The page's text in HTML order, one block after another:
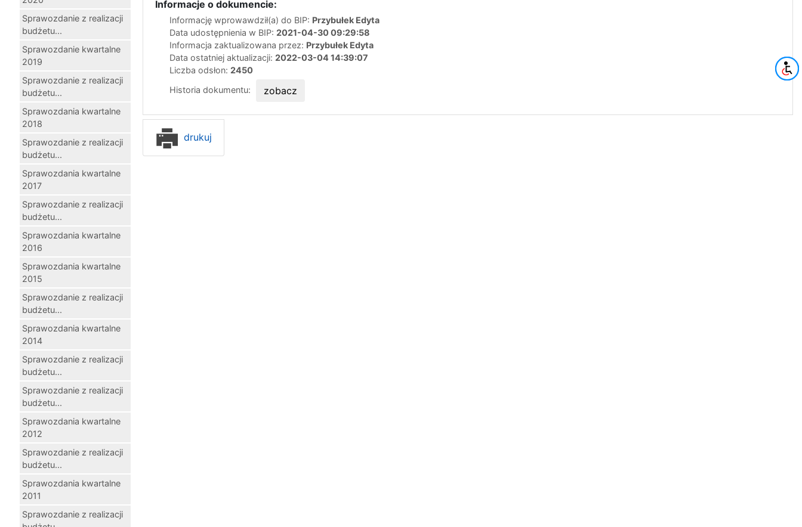
Sprawozdanie z realizacji
budżetu...
Sprawozdanie kwartalne
2019
Sprawozdanie z realizacji
budżetu...
Sprawozdania kwartalne
2018
Sprawozdanie z realizacji
budżetu...
Sprawozdania kwartalne
2017
Sprawozdanie z realizacji
budżetu...
Sprawozdania kwartalne
2016
Sprawozdania kwartalne
2015
Sprawozdanie z realizacji
budżetu...
Sprawozdania kwartalne
2014
Sprawozdanie z realizacji
budżetu...
Sprawozdanie z realizacji
budżetu...
Sprawozdania kwartalne
2012
Sprawozdanie z realizacji
budżetu...
Sprawozdania kwartalne
2011
Sprawozdanie z realizacji
Informacje o dokumencie:
Informację wprowawdził(a) do BIP: Przybułek Edyta
Data udostępnienia w BIP: 2021-04-30 09:29:58
Informacja zaktualizowana przez: Przybułek Edyta
Data ostatniej aktualizacji: 2022-03-04 14:39:07
Liczba odsłon: 2450
Historia dokumentu:
zobacz
drukuj